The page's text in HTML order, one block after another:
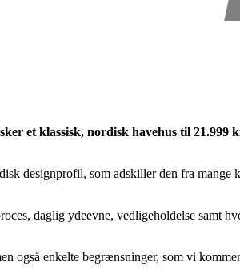
et klassisk, nordisk havehus til 21.999
designprofil, som adskiller den fra
daglig ydeevne, vedligeholdelse samt
også enkelte begrænsninger, som vi